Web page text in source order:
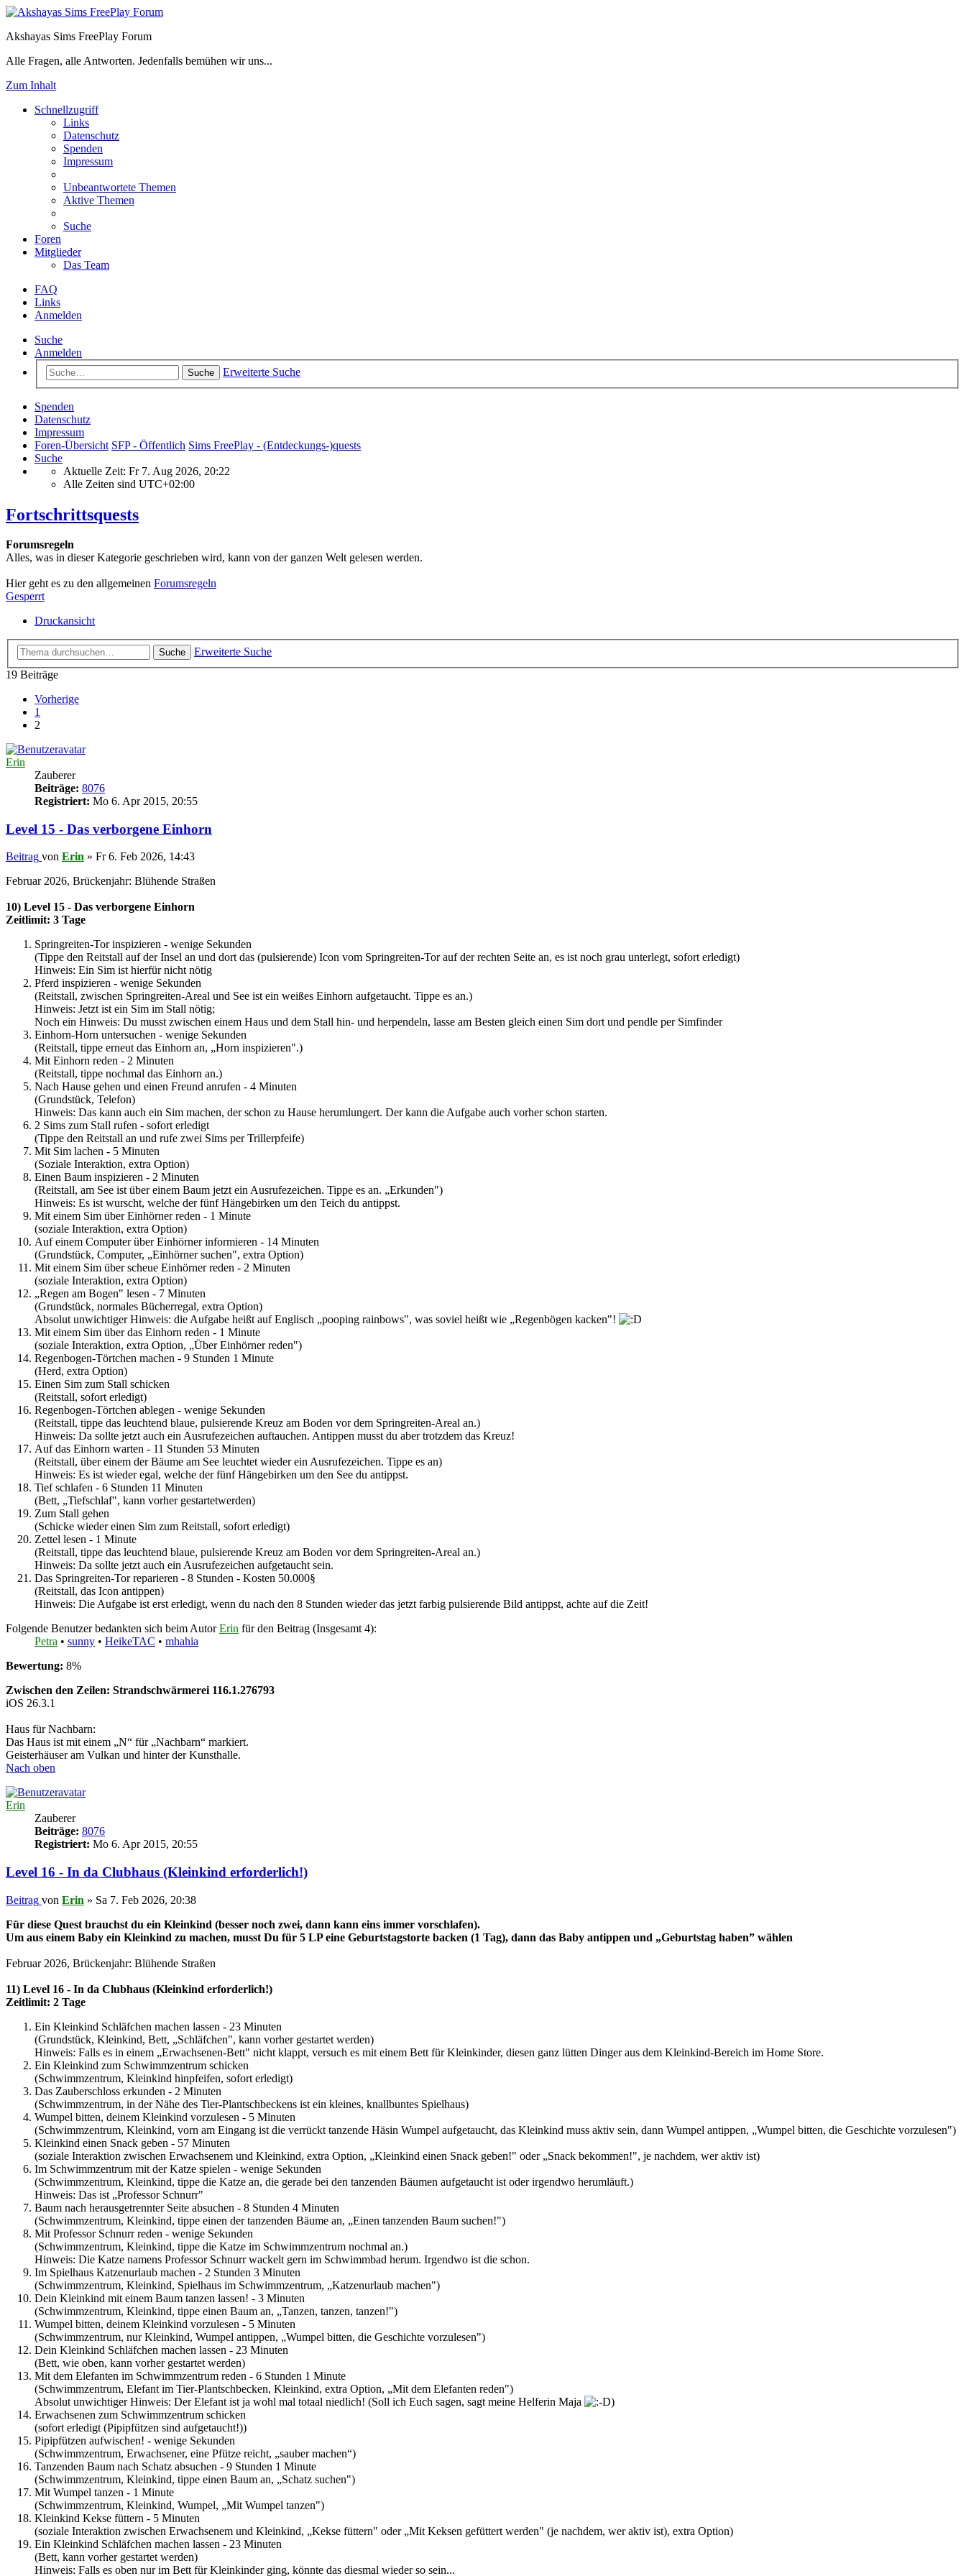
Akshayas Sims FreePlay Forum
Alle Fragen, alle Antworten. Jedenfalls bemühen wir uns...
Zum Inhalt
Schnellzugriff
Links
Datenschutz
Spenden
Impressum
Unbeantwortete Themen
Aktive Themen
Suche
Foren
Mitglieder
Das Team
FAQ
Links
Anmelden
Suche
Anmelden
Suche Erweiterte Suche
Spenden
Datenschutz
Impressum
Foren-Übersicht SFP - Öffentlich Sims FreePlay - (Entdeckungs-)quests
Suche
Aktuelle Zeit: Fr 7. Aug 2026, 20:22
Alle Zeiten sind UTC+02:00
Fortschrittsquests
Forumsregeln
Alles, was in dieser Kategorie geschrieben wird, kann von der ganzen Welt gelesen werden.
Hier geht es zu den allgemeinen Forumsregeln
Gesperrt
Druckansicht
Suche
Erweiterte Suche
19 Beiträge
Vorherige
1
2
Erin
Zauberer
Beiträge: 8076
Registriert: Mo 6. Apr 2015, 20:55
Level 15 - Das verborgene Einhorn
Beitrag von Erin » Fr 6. Feb 2026, 14:43
Februar 2026, Brückenjahr: Blühende Straßen
10) Level 15 - Das verborgene Einhorn
Zeitlimit: 3 Tage
Springreiten-Tor inspizieren - wenige Sekunden
(Tippe den Reitstall auf der Insel an und dort das (pulsierende) Icon vom Springreiten-Tor auf der rechten Seite an, es ist noch grau unterlegt, sofort erledigt)
Hinweis: Ein Sim ist hierfür nicht nötig
Pferd inspizieren - wenige Sekunden
(Reitstall, zwischen Springreiten-Areal und See ist ein weißes Einhorn aufgetaucht. Tippe es an.)
Hinweis: Jetzt ist ein Sim im Stall nötig;
Noch ein Hinweis: Du musst zwischen einem Haus und dem Stall hin- und herpendeln, lasse am Besten gleich einen Sim dort und pendle per Simfinder
Einhorn-Horn untersuchen - wenige Sekunden
(Reitstall, tippe erneut das Einhorn an, „Horn inspizieren".)
Mit Einhorn reden - 2 Minuten
(Reitstall, tippe nochmal das Einhorn an.)
Nach Hause gehen und einen Freund anrufen - 4 Minuten
(Grundstück, Telefon)
Hinweis: Das kann auch ein Sim machen, der schon zu Hause herumlungert. Der kann die Aufgabe auch vorher schon starten.
2 Sims zum Stall rufen - sofort erledigt
(Tippe den Reitstall an und rufe zwei Sims per Trillerpfeife)
Mit Sim lachen - 5 Minuten
(Soziale Interaktion, extra Option)
Einen Baum inspizieren - 2 Minuten
(Reitstall, am See ist über einem Baum jetzt ein Ausrufezeichen. Tippe es an. „Erkunden")
Hinweis: Es ist wurscht, welche der fünf Hängebirken um den Teich du antippst.
Mit einem Sim über Einhörner reden - 1 Minute
(soziale Interaktion, extra Option)
Auf einem Computer über Einhörner informieren - 14 Minuten
(Grundstück, Computer, „Einhörner suchen", extra Option)
Mit einem Sim über scheue Einhörner reden - 2 Minuten
(soziale Interaktion, extra Option)
„Regen am Bogen" lesen - 7 Minuten
(Grundstück, normales Bücherregal, extra Option)
Absolut unwichtiger Hinweis: die Aufgabe heißt auf Englisch „pooping rainbows", was soviel heißt wie „Regenbögen kacken"!
Mit einem Sim über das Einhorn reden - 1 Minute
(soziale Interaktion, extra Option, „Über Einhörner reden")
Regenbogen-Törtchen machen - 9 Stunden 1 Minute
(Herd, extra Option)
Einen Sim zum Stall schicken
(Reitstall, sofort erledigt)
Regenbogen-Törtchen ablegen - wenige Sekunden
(Reitstall, tippe das leuchtend blaue, pulsierende Kreuz am Boden vor dem Springreiten-Areal an.)
Hinweis: Da sollte jetzt auch ein Ausrufezeichen auftauchen. Antippen musst du aber trotzdem das Kreuz!
Auf das Einhorn warten - 11 Stunden 53 Minuten
(Reitstall, über einem der Bäume am See leuchtet wieder ein Ausrufezeichen. Tippe es an)
Hinweis: Es ist wieder egal, welche der fünf Hängebirken um den See du antippst.
Tief schlafen - 6 Stunden 11 Minuten
(Bett, „Tiefschlaf", kann vorher gestartetwerden)
Zum Stall gehen
(Schicke wieder einen Sim zum Reitstall, sofort erledigt)
Zettel lesen - 1 Minute
(Reitstall, tippe das leuchtend blaue, pulsierende Kreuz am Boden vor dem Springreiten-Areal an.)
Hinweis: Da sollte jetzt auch ein Ausrufezeichen aufgetaucht sein.
Das Springreiten-Tor reparieren - 8 Stunden - Kosten 50.000§
(Reitstall, das Icon antippen)
Hinweis: Die Aufgabe ist erst erledigt, wenn du nach den 8 Stunden wieder das jetzt farbig pulsierende Bild antippst, achte auf die Zeit!
Folgende Benutzer bedankten sich beim AutorErin für den Beitrag (Insgesamt 4):
Petra • sunny • HeikeTAC • mhahia
Bewertung: 8%
Zwischen den Zeilen: Strandschwärmerei 116.1.276793
iOS 26.3.1
Haus für Nachbarn:
Das Haus ist mit einem „N“ für „Nachbarn“ markiert.
Geisterhäuser am Vulkan und hinter der Kunsthalle.
Nach oben
Erin
Zauberer
Beiträge: 8076
Registriert: Mo 6. Apr 2015, 20:55
Level 16 - In da Clubhaus (Kleinkind erforderlich!)
Beitrag von Erin » Sa 7. Feb 2026, 20:38
Für diese Quest brauchst du ein Kleinkind (besser noch zwei, dann kann eins immer vorschlafen).
Um aus einem Baby ein Kleinkind zu machen, musst Du für 5 LP eine Geburtstagstorte backen (1 Tag), dann das Baby antippen und „Geburtstag haben” wählen
Februar 2026, Brückenjahr: Blühende Straßen
11) Level 16 - In da Clubhaus (Kleinkind erforderlich!)
Zeitlimit: 2 Tage
Ein Kleinkind Schläfchen machen lassen - 23 Minuten
(Grundstück, Kleinkind, Bett, „Schläfchen", kann vorher gestartet werden)
Hinweis: Falls es in einem „Erwachsenen-Bett" nicht klappt, versuch es mit einem Bett für Kleinkinder, diesen ganz lütten Dinger aus dem Kleinkind-Bereich im Home Store.
Ein Kleinkind zum Schwimmzentrum schicken
(Schwimmzentrum, Kleinkind hinpfeifen, sofort erledigt)
Das Zauberschloss erkunden - 2 Minuten
(Schwimmzentrum, in der Nähe des Tier-Plantschbeckens ist ein kleines, knallbuntes Spielhaus)
Wumpel bitten, deinem Kleinkind vorzulesen - 5 Minuten
(Schwimmzentrum, Kleinkind, vorn am Eingang ist die verrückt tanzende Häsin Wumpel aufgetaucht, das Kleinkind muss aktiv sein, dann Wumpel antippen, „Wumpel bitten, die Geschichte vorzulesen")
Kleinkind einen Snack geben - 57 Minuten
(soziale Interaktion zwischen Erwachsenem und Kleinkind, extra Option, „Kleinkind einen Snack geben!" oder „Snack bekommen!", je nachdem, wer aktiv ist)
Im Schwimmzentrum mit der Katze spielen - wenige Sekunden
(Schwimmzentrum, Kleinkind, tippe die Katze an, die gerade bei den tanzenden Bäumen aufgetaucht ist oder irgendwo herumläuft.)
Hinweis: Das ist „Professor Schnurr"
Baum nach herausgetrennter Seite absuchen - 8 Stunden 4 Minuten
(Schwimmzentrum, Kleinkind, tippe einen der tanzenden Bäume an, „Einen tanzenden Baum suchen!")
Mit Professor Schnurr reden - wenige Sekunden
(Schwimmzentrum, Kleinkind, tippe die Katze im Schwimmzentrum nochmal an.)
Hinweis: Die Katze namens Professor Schnurr wackelt gern im Schwimmbad herum. Irgendwo ist die schon.
Im Spielhaus Katzenurlaub machen - 2 Stunden 3 Minuten
(Schwimmzentrum, Kleinkind, Spielhaus im Schwimmzentrum, „Katzenurlaub machen")
Dein Kleinkind mit einem Baum tanzen lassen! - 3 Minuten
(Schwimmzentrum, Kleinkind, tippe einen Baum an, „Tanzen, tanzen, tanzen!")
Wumpel bitten, deinem Kleinkind vorzulesen - 5 Minuten
(Schwimmzentrum, nur Kleinkind, Wumpel antippen, „Wumpel bitten, die Geschichte vorzulesen")
Dein Kleinkind Schläfchen machen lassen - 23 Minuten
(Bett, wie oben, kann vorher gestartet werden)
Mit dem Elefanten im Schwimmzentrum reden - 6 Stunden 1 Minute
(Schwimmzentrum, Elefant im Tier-Plantschbecken, Kleinkind, extra Option, „Mit dem Elefanten reden")
Absolut unwichtiger Hinweis: Der Elefant ist ja wohl mal totaal niedlich! (Soll ich Euch sagen, sagt meine Helferin Maja
)
Erwachsenen zum Schwimmzentrum schicken
(sofort erledigt (Pipipfützen sind aufgetaucht!))
Pipipfützen aufwischen! - wenige Sekunden
(Schwimmzentrum, Erwachsener, eine Pfütze reicht, „sauber machen“)
Tanzenden Baum nach Schatz absuchen - 9 Stunden 1 Minute
(Schwimmzentrum, Kleinkind, tippe einen Baum an, „Schatz suchen")
Mit Wumpel tanzen - 1 Minute
(Schwimmzentrum, Kleinkind, Wumpel, „Mit Wumpel tanzen")
Kleinkind Kekse füttern - 5 Minuten
(soziale Interaktion zwischen Erwachsenem und Kleinkind, „Kekse füttern" oder „Mit Keksen gefüttert werden" (je nachdem, wer aktiv ist), extra Option)
Ein Kleinkind Schläfchen machen lassen - 23 Minuten
(Bett, kann vorher gestartet werden)
Hinweis: Falls es oben nur im Bett für Kleinkinder ging, könnte das diesmal wieder so sein...